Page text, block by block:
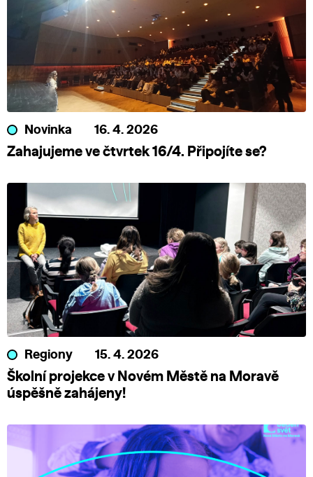
Novinka 16. 4. 2026
Zahajujeme ve čtvrtek 16/4. Připojíte se?
Regiony 15. 4. 2026
Školní projekce v Novém Městě na Moravě
úspěšně zahájeny!